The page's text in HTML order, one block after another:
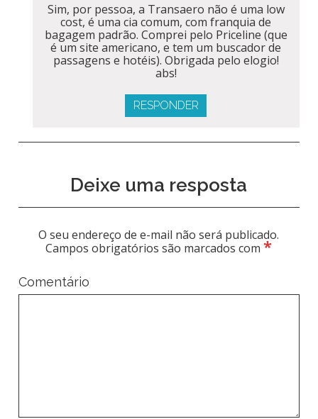
Sim, por pessoa, a Transaero não é uma low
cost, é uma cia comum, com franquia de
bagagem padrão. Comprei pelo Priceline (que
é um site americano, e tem um buscador de
passagens e hotéis). Obrigada pelo elogio!
abs!
RESPONDER
Deixe uma resposta
O seu endereço de e-mail não será publicado.
Campos obrigatórios são marcados com*
Comentário